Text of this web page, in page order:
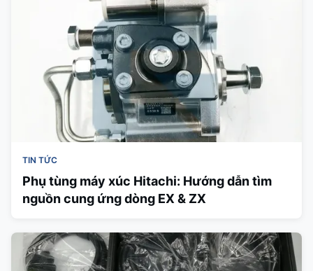
TIN TỨC
Phụ tùng máy xúc Hitachi: Hướng dẫn tìm
nguồn cung ứng dòng EX & ZX